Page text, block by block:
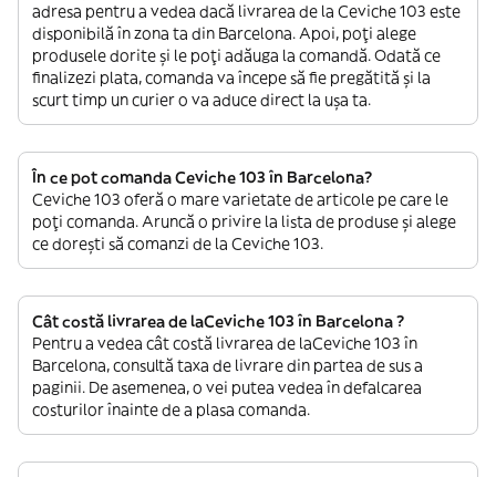
adresa pentru a vedea dacă livrarea de la Ceviche 103 este
disponibilă în zona ta din Barcelona. Apoi, poți alege
produsele dorite și le poți adăuga la comandă. Odată ce
finalizezi plata, comanda va începe să fie pregătită și la
scurt timp un curier o va aduce direct la ușa ta.
În ce pot comanda Ceviche 103 în Barcelona?
Ceviche 103 oferă o mare varietate de articole pe care le
poți comanda. Aruncă o privire la lista de produse și alege
ce dorești să comanzi de la Ceviche 103.
Cât costă livrarea de laCeviche 103 în Barcelona ?
Pentru a vedea cât costă livrarea de laCeviche 103 în
Barcelona, consultă taxa de livrare din partea de sus a
paginii. De asemenea, o vei putea vedea în defalcarea
costurilor înainte de a plasa comanda.